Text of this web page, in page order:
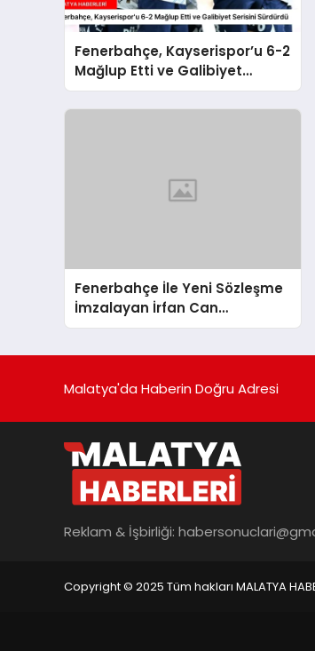
Fenerbahçe, Kayserispor’u 6-2
Mağlup Etti ve Galibiyet
Serisini Sürdürdü
Fenerbahçe İle Yeni Sözleşme
İmzalayan İrfan Can
Kahveci’nin Maaşı %100 Arttı
Malatya'da Haberin Doğru Adresi
Reklam & İşbirliği:
Copyright © 2025 Tüm hakları MALATYA